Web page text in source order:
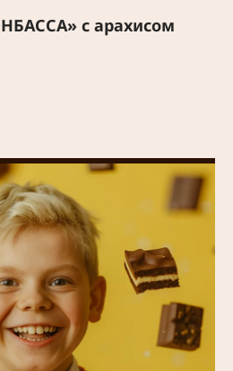
с арахисом